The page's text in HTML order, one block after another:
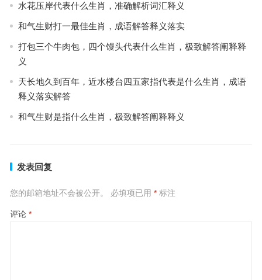
水花压岸代表什么生肖，准确解析词汇释义
和气生财打一最佳生肖，成语解答释义落实
打包三个牛肉包，四个馒头代表什么生肖，极致解答阐释释
义
天长地久到百年，近水楼台四五家指代表是什么生肖，成语
释义落实解答
和气生财是指什么生肖，极致解答阐释释义
发表回复
您的邮箱地址不会被公开。 必填项已用 *标注
评论 *